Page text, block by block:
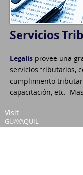
Servicios
Legalis provee una
servicios tributarios,
cumplimiento
capacitación, etc.
Visit
GUAYAQUIL
World Trade Center,